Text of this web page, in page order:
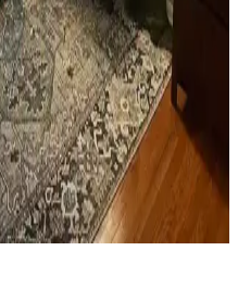
rahatlatıcı etkisi, kişisel
ön plandadır. Tavan boyama
Doğru
renk uyumu, aydınlatma
ve estetiği artırılır.
sıcak bir hale gelir.